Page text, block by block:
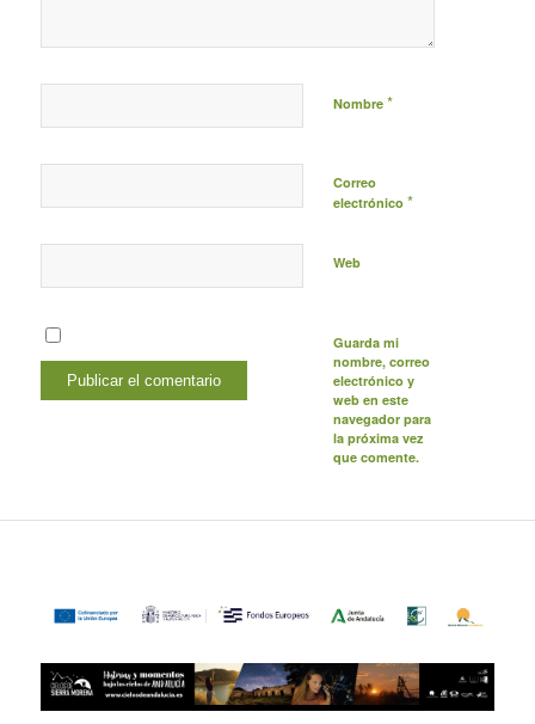
Nombre *
Correo
electrónico *
Web
Guarda mi
nombre, correo
electrónico y
web en este
navegador para
la próxima vez
que comente.